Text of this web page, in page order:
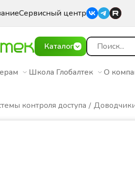
Сервисный центр
Каталог
Школа Глобалтек О
контроля доступа